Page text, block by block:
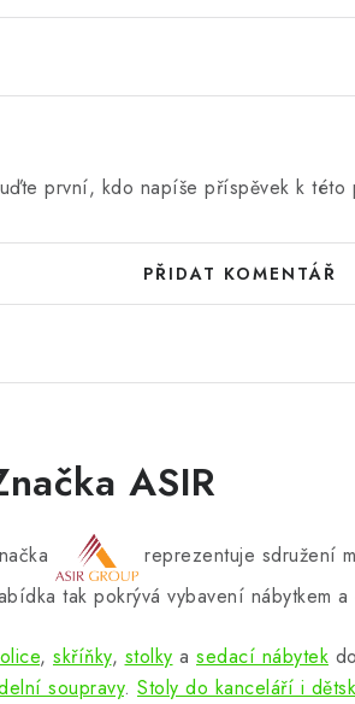
první, kdo napíše příspěvek k této
PŘIDAT KOMENTÁŘ
ASIR
reprezentuje sdružení
tak pokrývá vybavení nábytkem
, skříňky, stolky a sedací nábytek
soupravy. Stoly do kanceláří i